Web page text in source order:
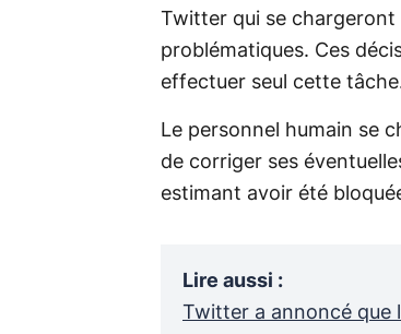
Twitter qui se
problématiques. Ces
effectuer seul cette
Le personnel humain se
de corriger ses
estimant avoir été
Lire aussi :
Twitter a annoncé